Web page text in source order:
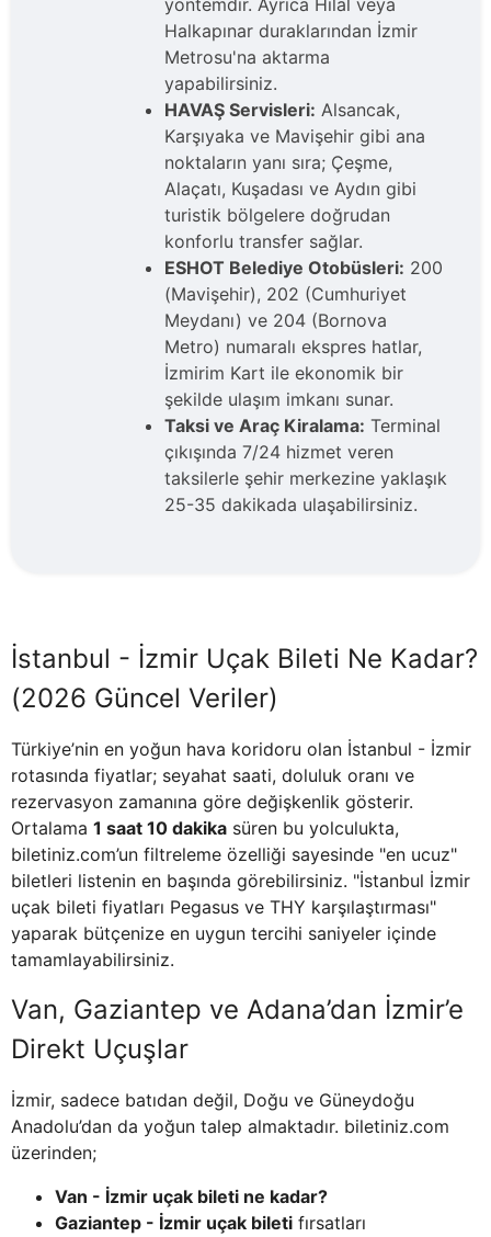
yöntemdir. Ayrıca Hilal veya
Halkapınar duraklarından İzmir
Metrosu'na aktarma
yapabilirsiniz.
HAVAŞ Servisleri: Alsancak,
Karşıyaka ve Mavişehir gibi ana
noktaların yanı sıra; Çeşme,
Alaçatı, Kuşadası ve Aydın gibi
turistik bölgelere doğrudan
konforlu transfer sağlar.
ESHOT Belediye Otobüsleri: 200
(Mavişehir), 202 (Cumhuriyet
Meydanı) ve 204 (Bornova
Metro) numaralı ekspres hatlar,
İzmirim Kart ile ekonomik bir
şekilde ulaşım imkanı sunar.
Taksi ve Araç Kiralama: Terminal
çıkışında 7/24 hizmet veren
taksilerle şehir merkezine yaklaşık
25-35 dakikada ulaşabilirsiniz.
İstanbul - İzmir Uçak Bileti Ne Kadar?
(2026 Güncel Veriler)
Türkiye’nin en yoğun hava koridoru olan İstanbul - İzmir
rotasında fiyatlar; seyahat saati, doluluk oranı ve
rezervasyon zamanına göre değişkenlik gösterir.
Ortalama 1 saat 10 dakika süren bu yolculukta,
biletiniz.com’un filtreleme özelliği sayesinde "en ucuz"
biletleri listenin en başında görebilirsiniz. "İstanbul İzmir
uçak bileti fiyatları Pegasus ve THY karşılaştırması"
yaparak bütçenize en uygun tercihi saniyeler içinde
tamamlayabilirsiniz.
Van, Gaziantep ve Adana’dan İzmir’e
Direkt Uçuşlar
İzmir, sadece batıdan değil, Doğu ve Güneydoğu
Anadolu’dan da yoğun talep almaktadır. biletiniz.com
üzerinden;
Van - İzmir uçak bileti ne kadar?
Gaziantep - İzmir uçak bileti fırsatları